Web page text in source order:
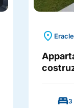
location_on
bed3